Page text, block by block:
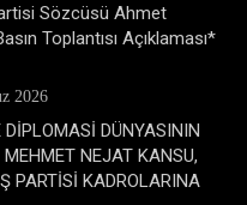
Sözcüsü Ahmet
Toplantısı Açıklaması*
2026
DİPLOMASİ DÜNYASININ
MEHMET NEJAT KANSU,
PARTİSİ KADROLARINA